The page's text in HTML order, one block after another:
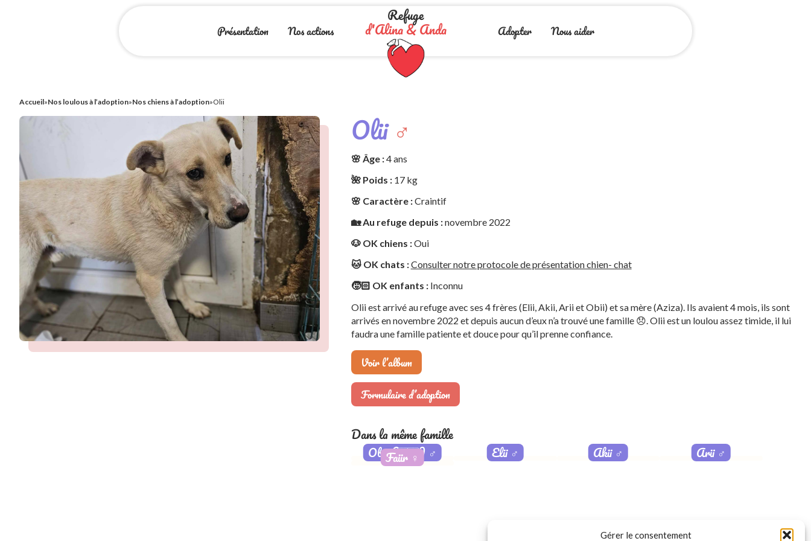
Gérer le consentement
Refuge
d'Alina & Anda
Présentation Nos actions Adopter Nous aider
Accueil»Nos loulous à l’adoption»Nos chiens à l’adoption»Olii
Olii♂️
🌸 Âge :4 ans
🌺 Poids :17 kg
🌸 Caractère :Craintif
🏡 Au refuge depuis :novembre 2022
🐶 OK chiens :Oui
🐱 OK chats :Consulter notre protocole de présentation chien- chat
🧒🏻 OK enfants :Inconnu
Olii est arrivé au refuge avec ses 4 frères (Elii, Akii, Arii et Obii) et sa mère (Aziza). Ils avaient 4 mois, ils sont
arrivés en novembre 2022 et depuis aucun d’eux n’a trouvé une famille 😞. Olii est un loulou assez timide, il lui
faudra une famille patiente et douce pour qu’il prenne confiance.
Voir l’album
Formulaire d’adoption
Dans la même famille
Obii (🇫🇷) ♂️ Elii ♂️ Akii ♂️ Arii ♂️
Faiir ♀️